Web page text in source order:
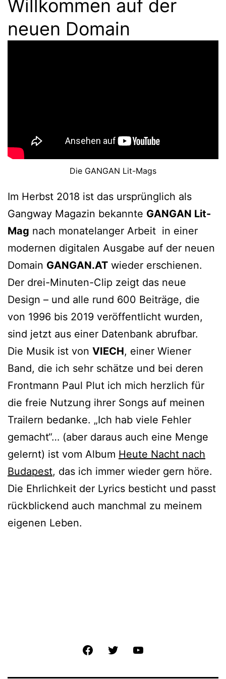
Willkommen auf der
neuen Domain
Die GANGAN Lit-Mags
Im Herbst 2018 ist das ursprünglich als
Gangway Magazin bekannte GANGAN Lit-
Mag nach monatelanger Arbeit in einer
modernen digitalen Ausgabe auf der neuen
Domain GANGAN.AT wieder erschienen.
Der drei-Minuten-Clip zeigt das neue
Design – und alle rund 600 Beiträge, die
von 1996 bis 2019 veröffentlicht wurden,
sind jetzt aus einer Datenbank abrufbar.
Die Musik ist von VIECH, einer Wiener
Band, die ich sehr schätze und bei deren
Frontmann Paul Plut ich mich herzlich für
die freie Nutzung ihrer Songs auf meinen
Trailern bedanke. „Ich hab viele Fehler
gemacht“… (aber daraus auch eine Menge
gelernt) ist vom Album Heute Nacht nach
Budapest, das ich immer wieder gern höre.
Die Ehrlichkeit der Lyrics besticht und passt
rückblickend auch manchmal zu meinem
eigenen Leben.
FacebookTwitter